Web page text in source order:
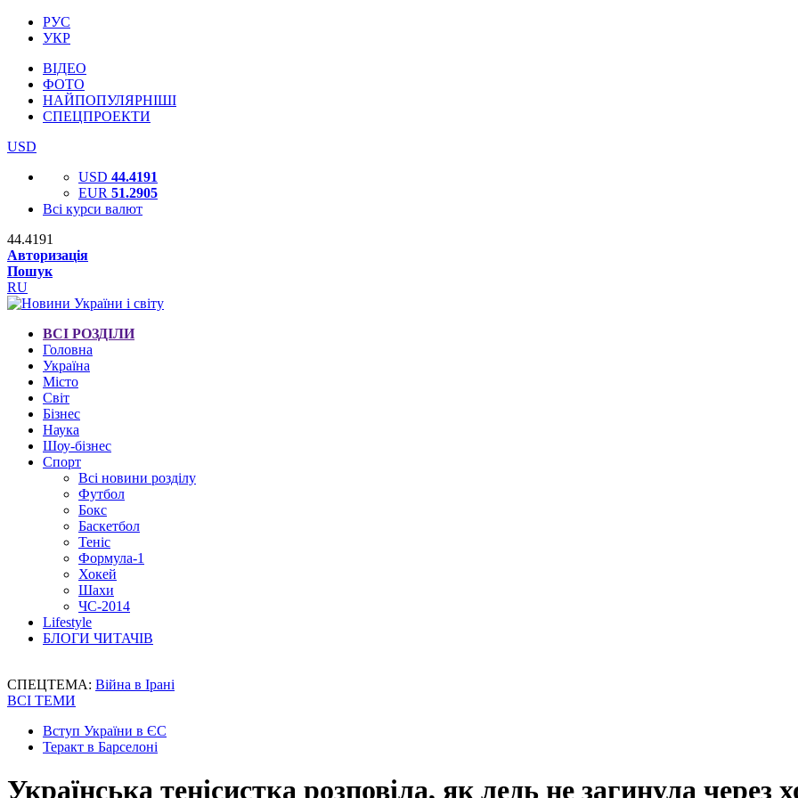
РУС
УКР
ВІДЕО
ФОТО
НАЙПОПУЛЯРНІШІ
СПЕЦПРОЕКТИ
USD
USD 44.4191
EUR 51.2905
Всі курси валют
44.4191
Авторизація
Пошук
RU
ВСІ РОЗДІЛИ
Головна
Україна
Місто
Світ
Бізнес
Наука
Шоу-бізнес
Спорт
Всі новини розділу
Футбол
Бокс
Баскетбол
Теніс
Формула-1
Хокей
Шахи
ЧС-2014
Lifestyle
БЛОГИ ЧИТАЧІВ
СПЕЦТЕМА: Війна в Ірані
ВСІ ТЕМИ
Вступ України в ЄС
Теракт в Барселоні
Українська тенісистка розповіла, як ледь не загинула через